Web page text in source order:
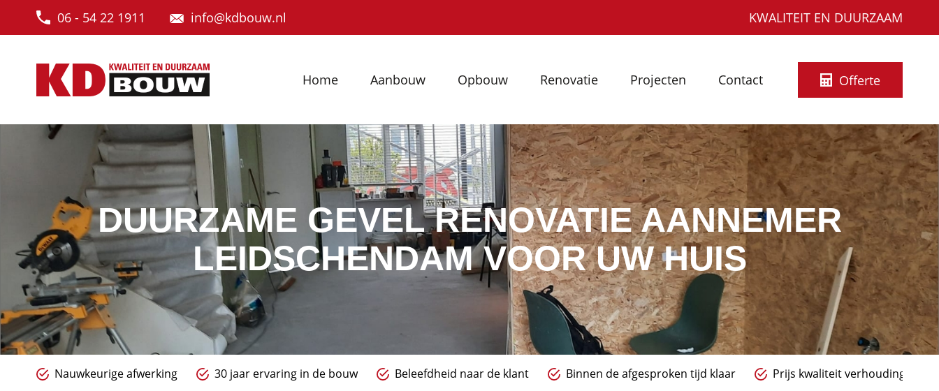
06 - 54 22 1911 info@kdbouw.nl KWALITEIT EN DUURZAAM
Home Aanbouw Opbouw Renovatie Projecten Contact Offerte
DUURZAME GEVEL RENOVATIE AANNEMER
LEIDSCHENDAM VOOR UW HUIS
Nauwkeurige afwerking 30 jaar ervaring in de bouw Beleefdheid naar de klant Binnen de afgesproken tijd klaar Prijs kwaliteit verhouding